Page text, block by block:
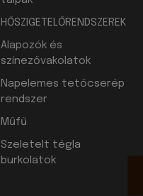
HŐSZIGETELŐRENDSZEREK
Alapozók és
színezővakolatok
Napelemes tetőcserép
rendszer
Műfű
Szeletelt tégla
burkolatok